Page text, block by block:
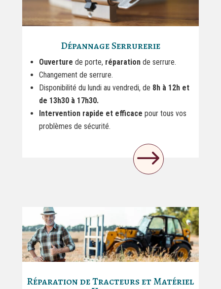
Dépannage Serrurerie
Ouverture de porte, réparationde serrure.
Changement de serrure.
Disponibilité du lundi au vendredi, de 8h à 12h et
de 13h30 à 17h30.
Intervention rapide et efficace pour tous vos
problèmes de sécurité.
$
Réparation de Tracteurs et Matériel